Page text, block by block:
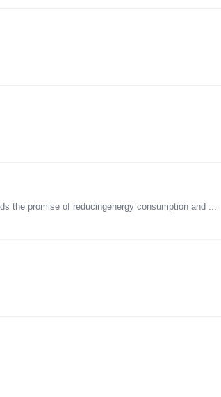
the promise of reducingenergy consumption and ...